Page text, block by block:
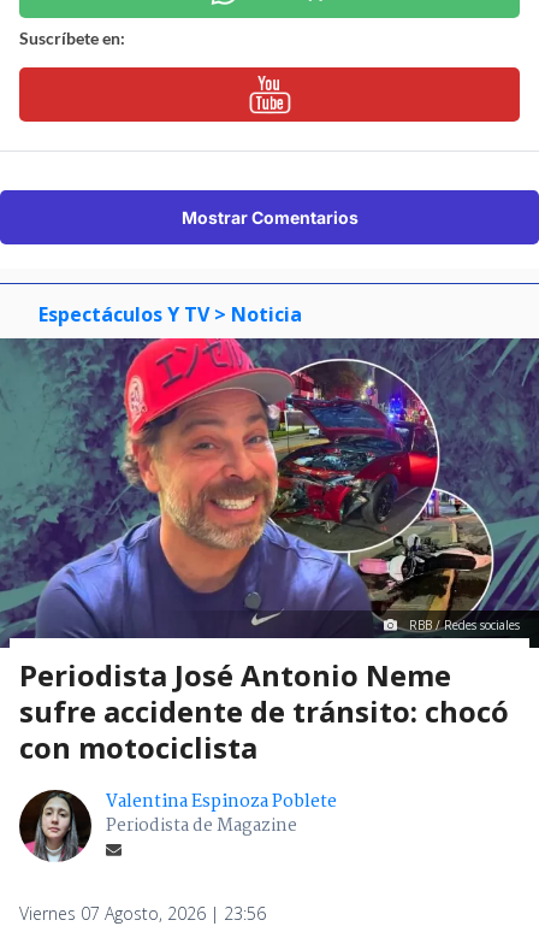
Suscríbete en:
Mostrar Comentarios
Espectáculos Y TV > Noticia
RBB / Redes sociales
Periodista José Antonio Neme
sufre accidente de tránsito: chocó
con motociclista
Valentina Espinoza Poblete
Periodista de Magazine
Viernes 07 Agosto, 2026 | 23:56